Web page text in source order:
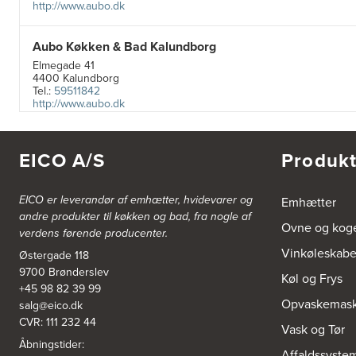
http://www.aubo.dk
Aubo Køkken & Bad Kalundborg
Elmegade 41
4400 Kalundborg
Tel.: 59511842
http://www.aubo.dk
Theilgaardsvej 10
http://www.aubo.dk
Aubo Køkken & Bad Odense
Tagtækkervej 7
5230 Odense M
Tel.:66156686
http://www.aubo.dk
Aubo Køkken & Bad Ringsted
EICO A/S
EICO er leverandør af emhætter, hvidevarer og
andre produkter til køkken og bad, fra nogle af
verdens førende producenter.
Østergade 118
9700 Brønderslev
+45 98 82 39 99
salg@eico.dk
CVR: 111 232 44
Åbningstider:
Emhætter
Ovne og
Vinkøleskabe
Køl og Frys
Vask og Tør